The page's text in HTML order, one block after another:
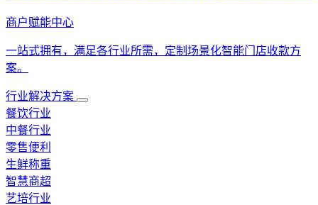
商户赋能中心
一站式拥有，满足各行业所需，定制场景化智能门店收款方
案。
行业解决方案
餐饮行业
中餐行业
零售便利
生鲜称重
智慧商超
艺培行业